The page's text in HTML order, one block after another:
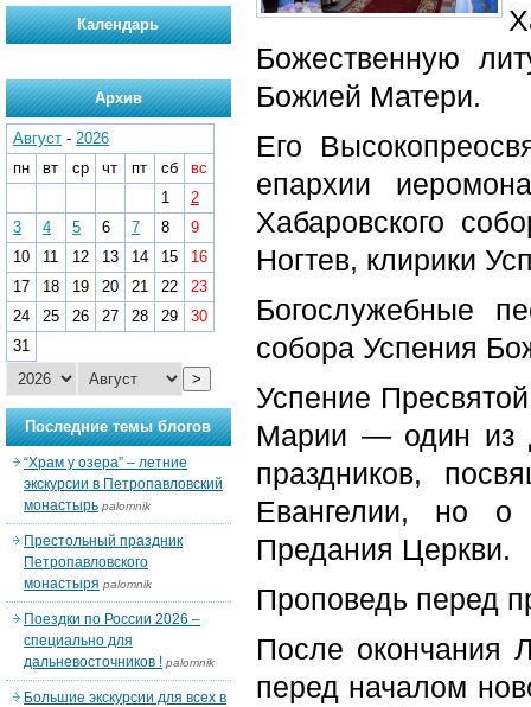
Божественную
Божией Матери.
Его
епархии
Хабаровского
Ногтев, клирики
Богослужебные
собора Успения
Успение
Марии — один из
праздников,
Евангелии, но о
Предания Церкви.
Проповедь перед
После окончания
перед началом
Календарь
Архив
Август - 2026
пн
вт ср чт пт сб
вс
1
2
3
4 5 6 7 8
9
10
11 12 13 14 15
16
17
18 19 20 21 22
23
24
25 26 27 28 29
30
31
>
Последние темы блогов
“Храм у озера” – летние
экскурсии в Петропавловский
монастырь palomnik
Престольный праздник
Петропавловского
монастыря palomnik
Поездки по России 2026 –
специально для
дальневосточников ! palomnik
Большие экскурсии для всех в